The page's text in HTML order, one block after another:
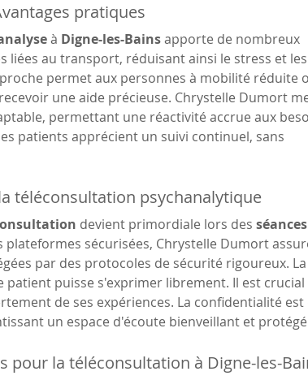
pratiques
à Digne-les-Bains apporte de nombreux
liées au transport, réduisant ainsi le stress et
permet aux personnes à mobilité réduite
une aide précieuse. Chrystelle Dumort
permettant une réactivité accrue aux
patients apprécient un suivi continuel, sans
téléconsultation psychanalytique
devient primordiale lors des séances
plateformes sécurisées, Chrystelle Dumort
par des protocoles de sécurité rigoureux. La
puisse s'exprimer librement. Il est crucial
de ses expériences. La confidentialité est
un espace d'écoute bienveillant et
pour la téléconsultation à Digne-les-